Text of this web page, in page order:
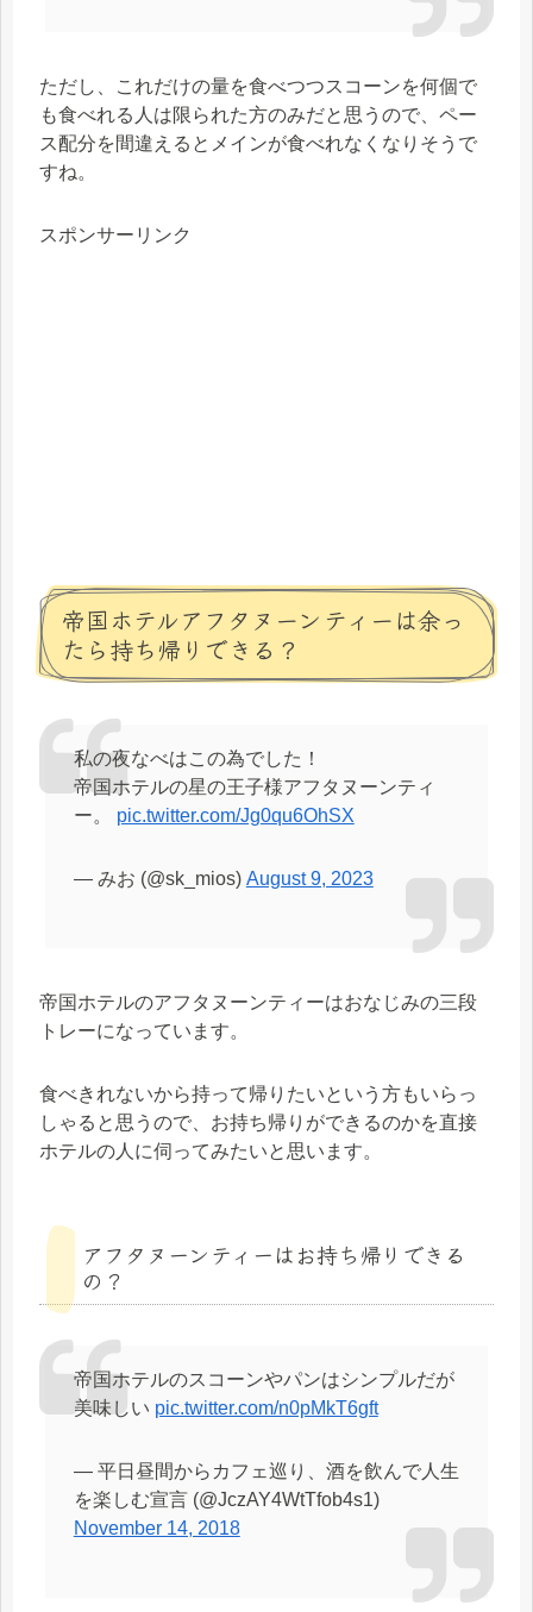
ただし、これだけの量を食べつつスコーンを何個で
も食べれる人は限られた方のみだと思うので、ペー
ス配分を間違えるとメインが食べれなくなりそうで
すね。
スポンサーリンク
帝国ホテルアフタヌーンティーは余っ
たら持ち帰りできる？
私の夜なべはこの為でした！
帝国ホテルの星の王子様アフタヌーンティ
ー。 pic.twitter.com/Jg0qu6OhSX
— みお (@sk_mios) August 9, 2023
帝国ホテルのアフタヌーンティーはおなじみの三段
トレーになっています。
食べきれないから持って帰りたいという方もいらっ
しゃると思うので、お持ち帰りができるのかを直接
ホテルの人に伺ってみたいと思います。
アフタヌーンティーはお持ち帰りできる
の？
帝国ホテルのスコーンやパンはシンプルだが
美味しい pic.twitter.com/n0pMkT6gft
— 平日昼間からカフェ巡り、酒を飲んで人生
を楽しむ宣言 (@JczAY4WtTfob4s1)
November 14, 2018